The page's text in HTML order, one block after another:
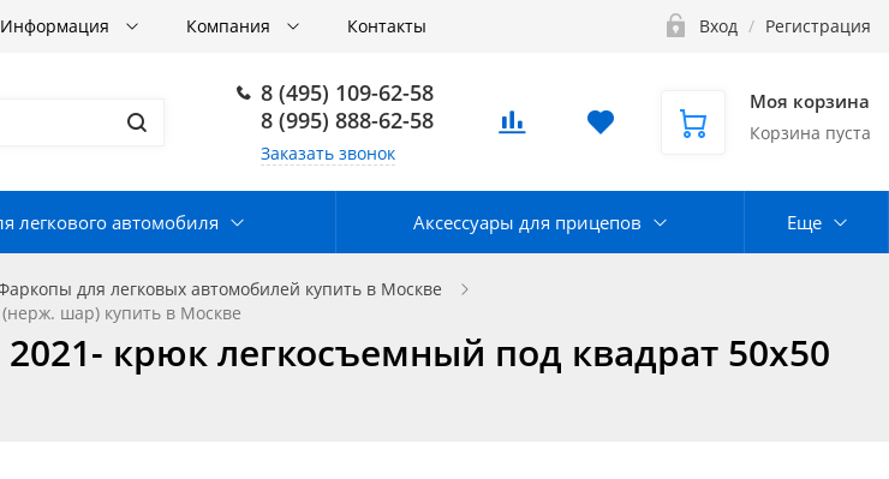
Информация Компания Контакты Вход / Регистрация
8 (495) 109-62-58
8 (995) 888-62-58
Заказать звонок
Моя корзина
Корзина пуста
легкового автомобиля Аксессуары для прицепов Еще
для легковых автомобилей купить в Москве
шар) купить в Москве
крюк легкосъемный под квадрат 50x50